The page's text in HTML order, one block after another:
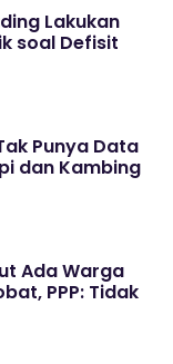
Lakukan
soal Defisit
Punya Data
dan Kambing
Ada Warga
PPP: Tidak